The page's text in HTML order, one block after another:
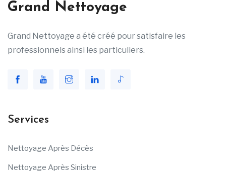
Grand Nettoyage
Grand Nettoyage a été créé pour satisfaire les
professionnels ainsi les particuliers.
Services
Nettoyage Après Décès
Nettoyage Après Sinistre